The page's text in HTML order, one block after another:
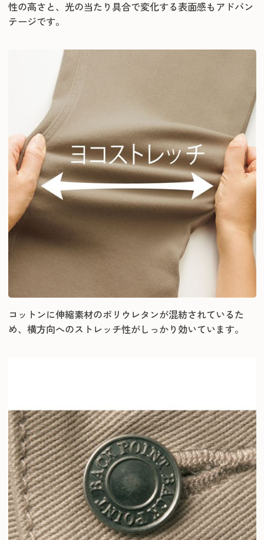
性の高さと、光の当たり具合で変化する表面感もアドバン
テージです。
コットンに伸縮素材のポリウレタンが混紡されているた
め、横方向へのストレッチ性がしっかり効いています。